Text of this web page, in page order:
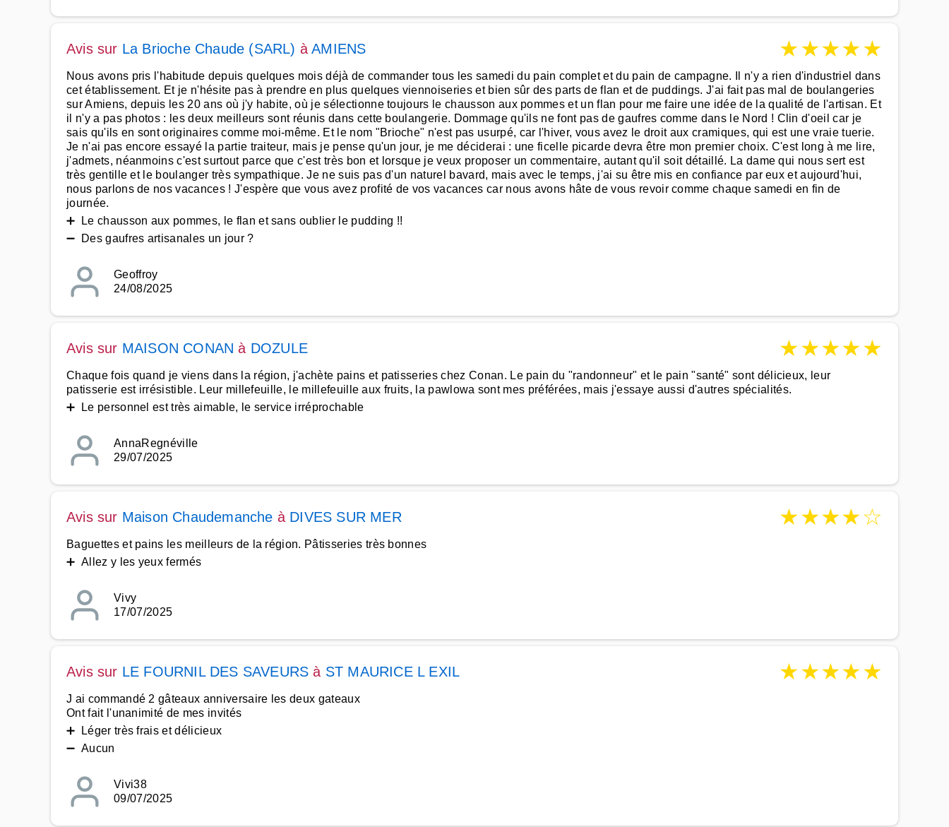
Avis sur La Brioche Chaude (SARL) àAMIENS ★★★★★
Nous avons pris l'habitude depuis quelques mois déjà de commander tous les samedi du pain complet et du pain de campagne. Il n'y a rien d'industriel dans
cet établissement. Et je n'hésite pas à prendre en plus quelques viennoiseries et bien sûr des parts de flan et de puddings. J'ai fait pas mal de boulangeries
sur Amiens, depuis les 20 ans où j'y habite, où je sélectionne toujours le chausson aux pommes et un flan pour me faire une idée de la qualité de l'artisan. Et
il n'y a pas photos : les deux meilleurs sont réunis dans cette boulangerie. Dommage qu'ils ne font pas de gaufres comme dans le Nord ! Clin d'oeil car je
sais qu'ils en sont originaires comme moi-même. Et le nom "Brioche" n'est pas usurpé, car l'hiver, vous avez le droit aux cramiques, qui est une vraie tuerie.
Je n'ai pas encore essayé la partie traiteur, mais je pense qu'un jour, je me déciderai : une ficelle picarde devra être mon premier choix. C'est long à me lire,
j'admets, néanmoins c'est surtout parce que c'est très bon et lorsque je veux proposer un commentaire, autant qu'il soit détaillé. La dame qui nous sert est
très gentille et le boulanger très sympathique. Je ne suis pas d'un naturel bavard, mais avec le temps, j'ai su être mis en confiance par eux et aujourd'hui,
nous parlons de nos vacances ! J'espère que vous avez profité de vos vacances car nous avons hâte de vous revoir comme chaque samedi en fin de
journée.
➕ Le chausson aux pommes, le flan et sans oublier le pudding !!
➖ Des gaufres artisanales un jour ?
Geoffroy
24/08/2025
Avis sur MAISON CONAN à DOZULE ★★★★★
Chaque fois quand je viens dans la région, j'achète pains et patisseries chez Conan. Le pain du "randonneur" et le pain "santé" sont délicieux, leur
patisserie est irrésistible. Leur millefeuille, le millefeuille aux fruits, la pawlowa sont mes préférées, mais j'essaye aussi d'autres spécialités.
➕ Le personnel est très aimable, le service irréprochable
AnnaRegnéville
29/07/2025
Avis sur Maison Chaudemanche à DIVES SUR MER ★★★★☆
Baguettes et pains les meilleurs de la région. Pâtisseries très bonnes
➕ Allez y les yeux fermés
Vivy
17/07/2025
Avis sur LE FOURNIL DES SAVEURS à ST MAURICE L EXIL ★★★★★
J ai commandé 2 gâteaux anniversaire les deux gateaux
Ont fait l'unanimité de mes invités
➕ Léger très frais et délicieux
➖ Aucun
Vivi38
09/07/2025